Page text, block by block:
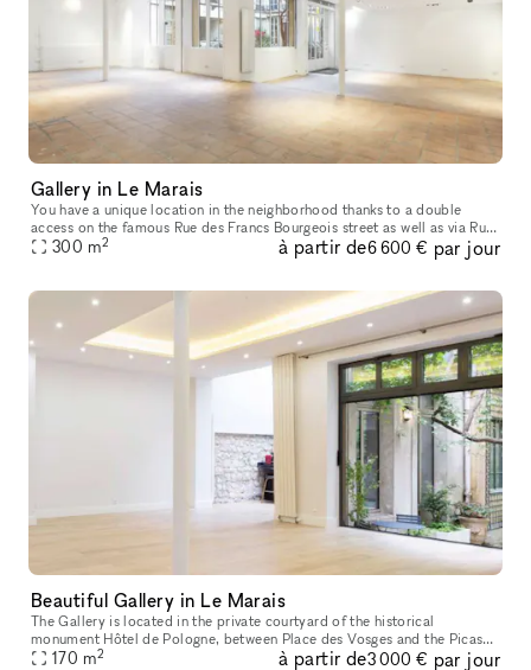
Gallery in Le Marais
You have a unique location in the neighborhood thanks to a double
access on the famous Rue des Francs Bourgeois street as well as via Rue
de Turenne, offering a 300m² space that can divided according
300 m2 à partir de6 600 € par jour
Beautiful Gallery in Le Marais
The Gallery is located in the private courtyard of the historical
monument Hôtel de Pologne, between Place des Vosges and the Picasso
Museum. Facing the Perrotin Gallery within Hotel Vefour, the 170m
170 m2 à partir de3 000 € par jour